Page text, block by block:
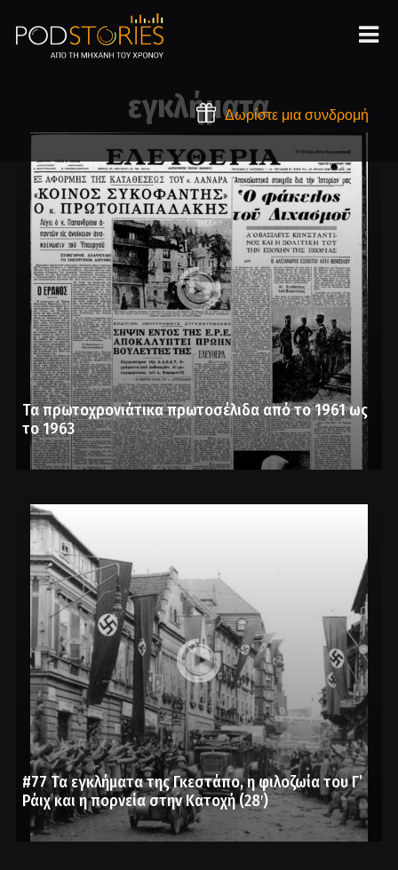
Δωρίστε μια συνδρομή
εγκλήματα
Τα πρωτοχρονιάτικα πρωτοσέλιδα από το 1961 ως
το 1963
#77 Τα εγκλήματα της Γκεστάπο, η φιλοζωία του Γ’
Ράιχ και η πορνεία στην Κατοχή (28′)